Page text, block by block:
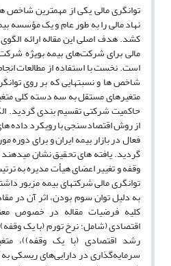
توانگری مالی یکی از مهمترین
نهاد مالی را به طور عام و یک مؤسسه
کشد. هدف اصلی این مقاله ارائه
مالی برای شرکت‌های بیمه بویژه شرکت
است. نخست با استفاده از مطالعات
شاخص ها و نسبتهایی که بر روی
متغیرهای مستقل به سه دسته کلی
حاکمیت شرکتی تقسیم بندی گردید.
گردید. یافته های تحقیق نشان
وقفه و تغییر اعضای هیأت مدیره به
توانگری مالی شرکتهای بیمه مزبور
به دلیل توان سوم بودن، اثر آن در
کلیه فرضیات مقاله در خصوص
اقتصادی (شامل؛ نرخ تورم (با یک
رشد اقتصادی (با یک وقفه))،
سرمایه‌گذاری در دارایی‌های ریسکی